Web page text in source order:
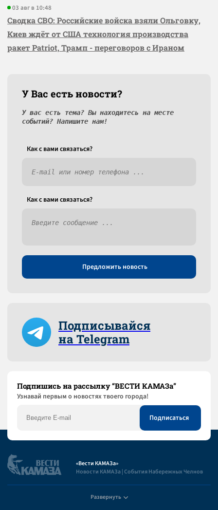
03 авг в 10:48
Сводка СВО: Российские войска взяли Ольговку,
Киев ждёт от США технология производства
ракет Patriot, Трамп - переговоров с Ираном
У Вас есть новости?
У вас есть тема? Вы находитесь на месте
событий? Напишите нам!
Как c вами связаться?
Как c вами связаться?
Предложить новость
Подписывайся
на Telegram
Подпишись на рассылку “ВЕСТИ КАМАЗа”
Узнaвай первым о новостях твоего города!
«Вести КАМАЗа»
Новости КАМАЗа | События Набережных Челнов
Развернуть